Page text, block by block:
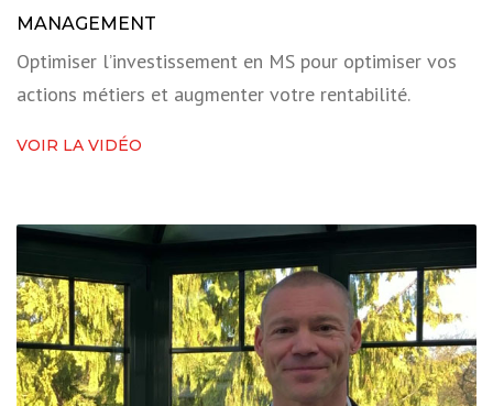
MANAGEMENT
Optimiser l’investissement en MS pour optimiser vos
actions métiers et augmenter votre rentabilité.
VOIR LA VIDÉO